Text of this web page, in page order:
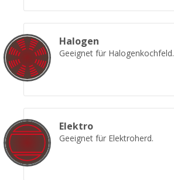
Halogen
Geeignet für Halogenkochfeld.
Elektro
Geeignet für Elektroherd.